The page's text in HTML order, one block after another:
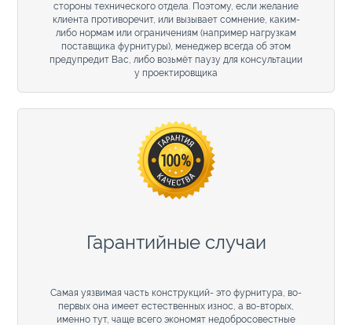
стороны технического отдела. Поэтому, если желание
клиента противоречит, или вызывает сомнение, каким-
либо нормам или ограничениям (например нагрузкам
поставщика фурнитуры), менеджер всегда об этом
предупредит Вас, либо возьмёт паузу для консультации
у проектировщика
Гарантийные случаи
Самая уязвимая часть конструкций- это фурнитура, во-
первых она имеет естественных износ, а во-вторых,
именно тут, чаще всего экономят недобросовестные